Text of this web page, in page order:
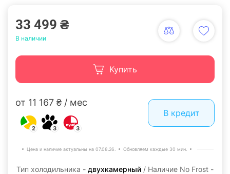
33 499 ₴
В наличии
Купить
от 11 167 ₴ / мес
2 3 3
В кредит
Цена и наличие актуальны на 07.08.26. Обновляем каждые 30 мин.
Тип холодильника - двухкамерный / Наличие No Frost -